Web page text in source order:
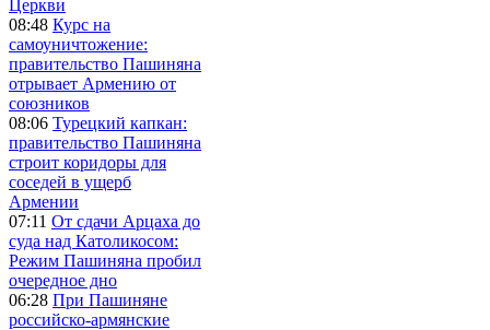
Церкви
08:48 Курс на
самоуничтожение:
правительство Пашиняна
отрывает Армению от
союзников
08:06 Турецкий капкан:
правительство Пашиняна
строит коридоры для
соседей в ущерб
Армении
07:11 От сдачи Арцаха до
суда над Католикосом:
Режим Пашиняна пробил
очередное дно
06:28 При Пашиняне
российско-армянские